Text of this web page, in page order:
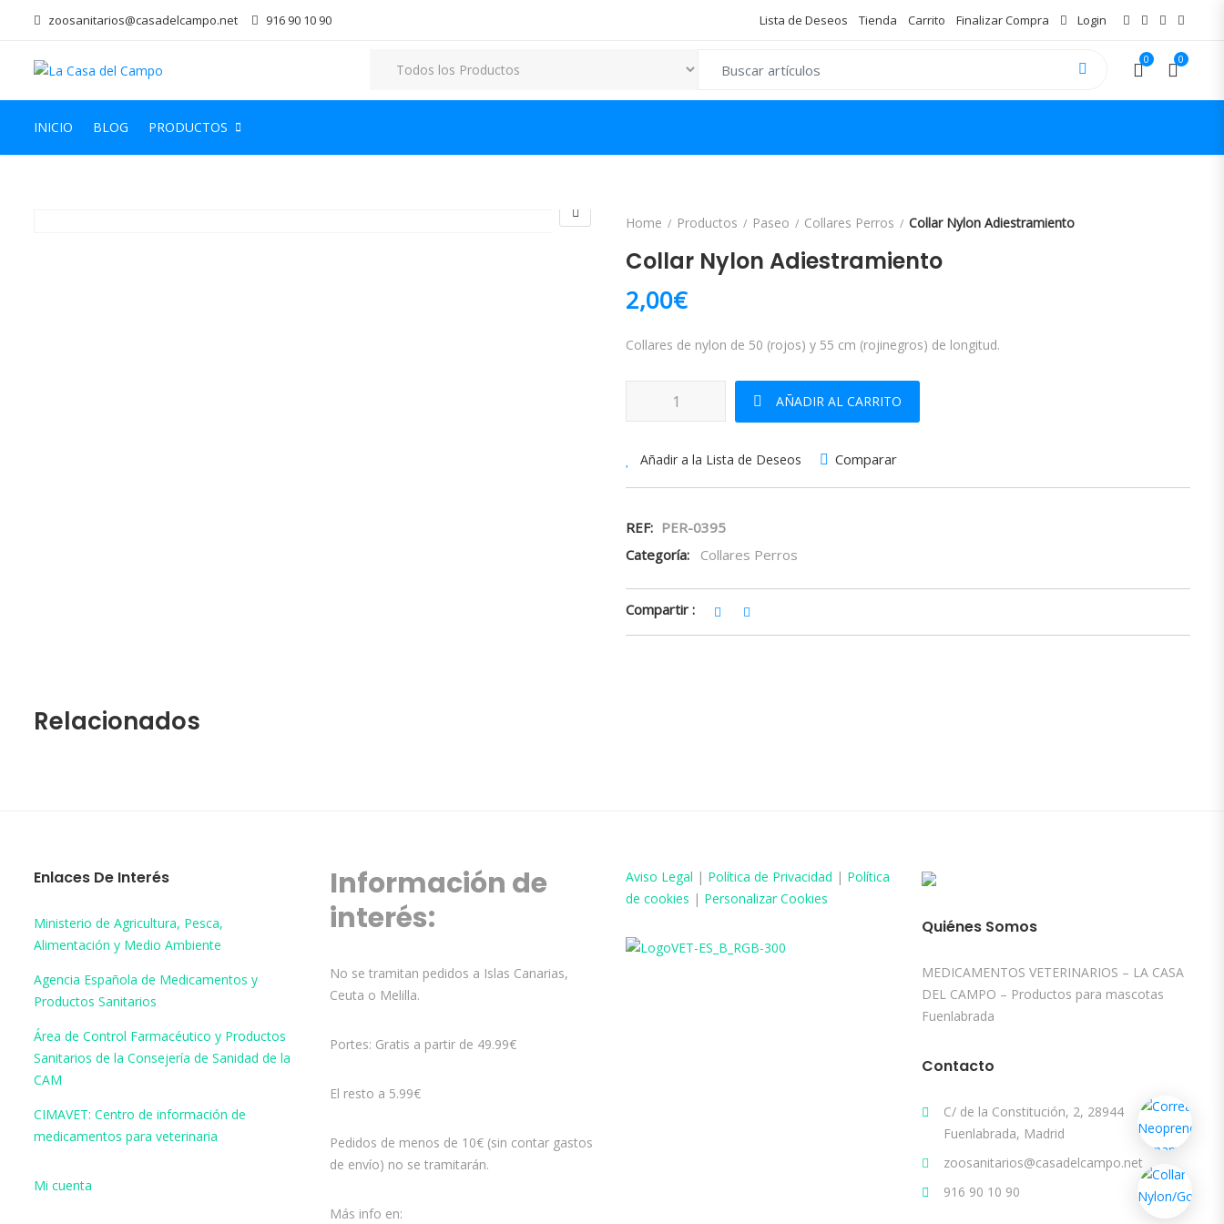
zoosanitarios@casadelcampo.net 916 90 10 90 Lista de Deseos Tienda Carrito Finalizar Compra Login
0 0
INICIO BLOG PRODUCTOS
Home Productos Paseo Collares Perros Collar Nylon Adiestramiento
Collar Nylon Adiestramiento
2,00€
Collares de nylon de 50 (rojos) y 55 cm (rojinegros) de longitud.
Collar Nylon Adiestramiento cantidad
AÑADIR AL CARRITO
Añadir a la Lista de Deseos Comparar
REF: PER-0395
Categoría:
Collares Perros
Compartir :
Relacionados
Enlaces De Interés
Ministerio de Agricultura, Pesca,
Alimentación y Medio Ambiente
Agencia Española de Medicamentos y
Productos Sanitarios
Área de Control Farmacéutico y Productos
Sanitarios de la Consejería de Sanidad de la
CAM
CIMAVET: Centro de información de
medicamentos para veterinaria
Mi cuenta
Información de
interés:
No se tramitan pedidos a Islas Canarias,
Ceuta o Melilla.
Portes: Gratis a partir de 49.99€
El resto a 5.99€
Pedidos de menos de 10€ (sin contar gastos
de envío) no se tramitarán.
Más info en:
Aviso Legal | Política de Privacidad | Política
de cookies | Personalizar Cookies
Quiénes Somos
MEDICAMENTOS VETERINARIOS – LA CASA
DEL CAMPO – Productos para mascotas
Fuenlabrada
Contacto
C/ de la Constitución, 2, 28944
Fuenlabrada, Madrid
zoosanitarios@casadelcampo.net
916 90 10 90